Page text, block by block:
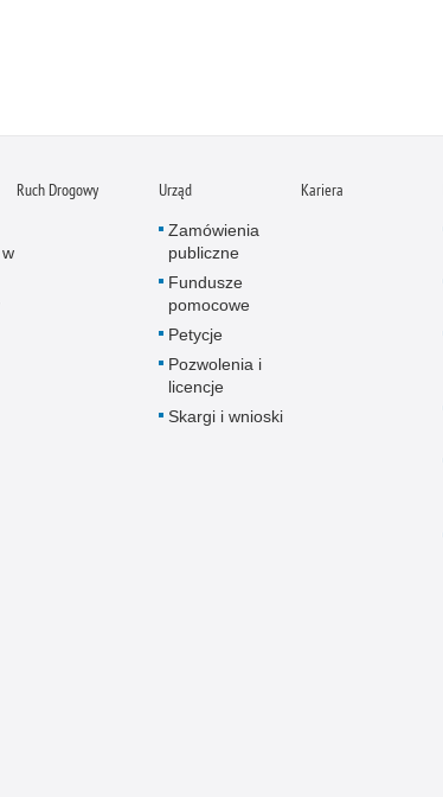
Ruch Drogowy Urząd
Zamówienia
publiczne
Fundusze
pomocowe
Petycje
Pozwolenia i
licencje
Skargi i wnioski
Kariera